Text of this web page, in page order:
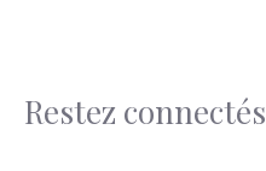
Restez connectés